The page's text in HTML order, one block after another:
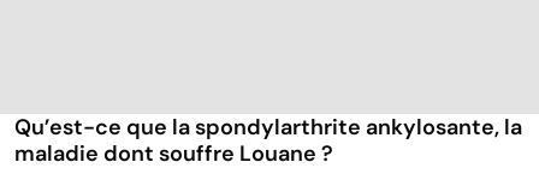
Qu’est-ce que la spondylarthrite ankylosante, la
maladie dont souffre Louane ?